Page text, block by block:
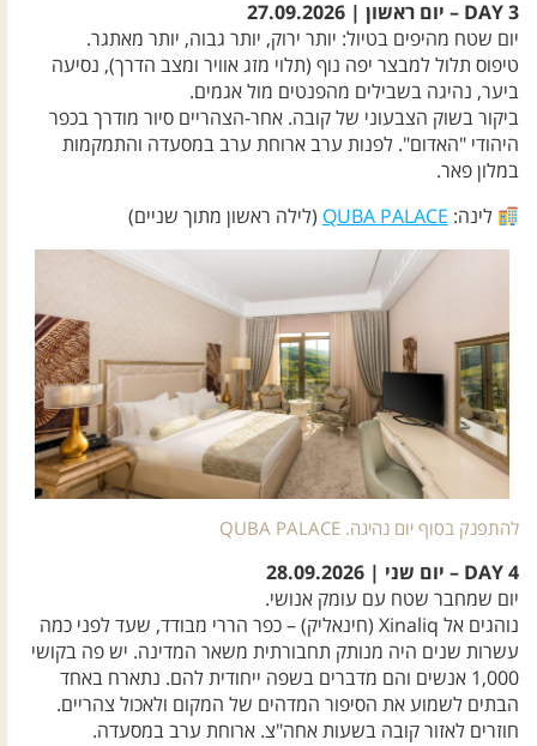
DAY 3 – יום ראשון | 27.09.2026
יום שטח מהיפים בטיול: יותר ירוק, יותר גבוה, יותר מאתגר.
טיפוס תלול למבצר יפה נוף (תלוי מזג אוויר ומצב הדרך), נסיעה
ביער, נהיגה בשבילים מהפנטים מול אגמים.
ביקור בשוק הצבעוני של קובה. אחר-הצהריים סיור מודרך בכפר
היהודי "האדום". לפנות ערב ארוחת ערב במסעדה והתמקמות
במלון פאר.
לינה: QUBA PALACE (לילה ראשון מתוך שניים)
להתפנק בסוף יום נהיגה. QUBA PALACE
DAY 4 – יום שני | 28.09.2026
יום שמחבר שטח עם עומק אנושי.
נוהגים אל Xinaliq (חינאליק) – כפר הררי מבודד, שעד לפני כמה
עשרות שנים היה מנותק תחבורתית משאר המדינה. יש פה בקושי
1,000 אנשים והם מדברים בשפה ייחודית להם. נתארח באחד
הבתים לשמוע את הסיפור המדהים של המקום ולאכול צהריים.
חוזרים לאזור קובה בשעות אחה"צ. ארוחת ערב במסעדה.